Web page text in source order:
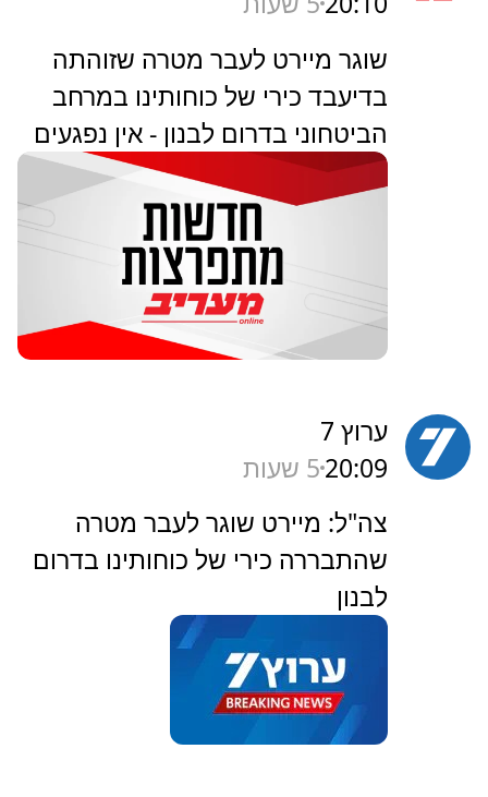
שוגר מיירט לעבר מטרה שזוהתה
בדיעבד כירי של כוחותינו במרחב
הביטחוני בדרום לבנון - אין נפגעים
ערוץ 7
20:095 שעות
‏צה"ל: מיירט שוגר לעבר מטרה
שהתבררה כירי של כוחותינו בדרום
לבנון